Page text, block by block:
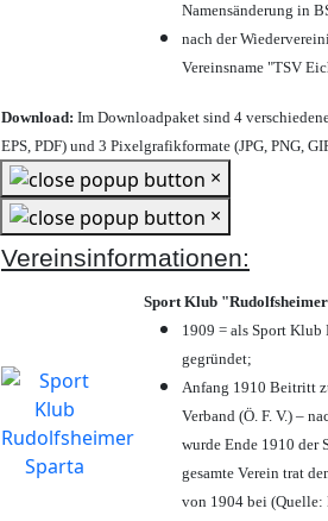
Namensänderung in
nach der
Vereinsname "TSV
Download: Im Downloadpaket sind 4
EPS, PDF) und 3 Pixelgrafikformate (JPG, PNG,
×
×
Vereinsinformationen:
Sport Klub
1909 = als Sport Klub
gegründet;
Anfang 1910 Beitritt
Verband (Ö. F. V.) –
wurde Ende 1910 der
gesamte Verein trat
von 1904 bei (Quelle: